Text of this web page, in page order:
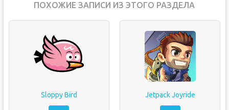
ПОХОЖИЕ ЗАПИСИ ИЗ ЭТОГО РАЗДЕЛА
Sloppy Bird Jetpack Joyride